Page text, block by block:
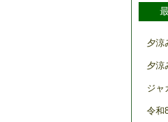
夕涼
夕涼
ジャ
令和